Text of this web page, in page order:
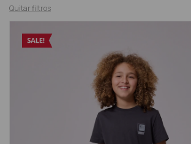
Quitar filtros